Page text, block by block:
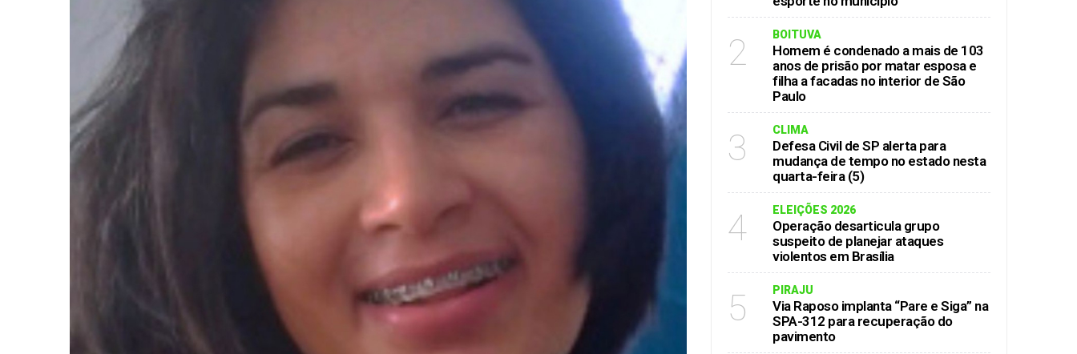
2 BOITUVA
Homem é condenado a mais de 103
anos de prisão por matar esposa e
filha a facadas no interior de São
Paulo
3 CLIMA
Defesa Civil de SP alerta para
mudança de tempo no estado nesta
quarta-feira (5)
4 ELEIÇÕES 2026
Operação desarticula grupo
suspeito de planejar ataques
violentos em Brasília
5 PIRAJU
Via Raposo implanta “Pare e Siga” na
SPA-312 para recuperação do
pavimento